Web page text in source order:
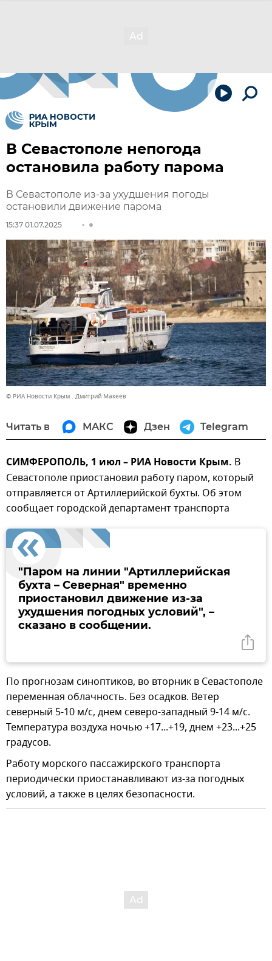
В Севастополе непогода
остановила работу парома
В Севастополе из-за ухудшения погоды
остановили движение парома
15:37 01.07.2025
© РИА Новости Крым . Дмитрий Макеев
Читать в МАКС Дзен Telegram
СИМФЕРОПОЛЬ, 1 июл – РИА Новости Крым. В
Севастополе приостановил работу паром, который
отправляется от Артиллерийской бухты. Об этом
сообщает городской департамент транспорта
"Паром на линии "Артиллерийская
бухта – Северная" временно
приостановил движение из-за
ухудшения погодных условий", –
сказано в сообщении.
По прогнозам синоптиков, во вторник в Севастополе
переменная облачность. Без осадков. Ветер
северный 5-10 м/с, днем северо-западный 9-14 м/с.
Температура воздуха ночью +17...+19, днем +23...+25
градусов.
Работу морского пассажирского транспорта
периодически приостанавливают из-за погодных
условий, а также в целях безопасности.